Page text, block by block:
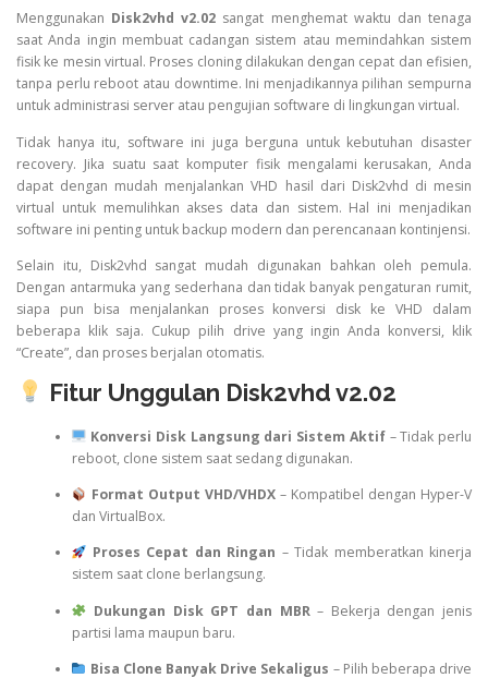
Menggunakan Disk2vhd v2.02 sangat menghemat waktu dan tenaga
saat Anda ingin membuat cadangan sistem atau memindahkan sistem
fisik ke mesin virtual. Proses cloning dilakukan dengan cepat dan efisien,
tanpa perlu reboot atau downtime. Ini menjadikannya pilihan sempurna
untuk administrasi server atau pengujian software di lingkungan virtual.
Tidak hanya itu, software ini juga berguna untuk kebutuhan disaster
recovery. Jika suatu saat komputer fisik mengalami kerusakan, Anda
dapat dengan mudah menjalankan VHD hasil dari Disk2vhd di mesin
virtual untuk memulihkan akses data dan sistem. Hal ini menjadikan
software ini penting untuk backup modern dan perencanaan kontinjensi.
Selain itu, Disk2vhd sangat mudah digunakan bahkan oleh pemula.
Dengan antarmuka yang sederhana dan tidak banyak pengaturan rumit,
siapa pun bisa menjalankan proses konversi disk ke VHD dalam
beberapa klik saja. Cukup pilih drive yang ingin Anda konversi, klik
“Create”, dan proses berjalan otomatis.
Fitur Unggulan Disk2vhd v2.02
Konversi Disk Langsung dari Sistem Aktif– Tidak perlu
reboot, clone sistem saat sedang digunakan.
Format Output VHD/VHDX– Kompatibel dengan Hyper-V
dan VirtualBox.
Proses Cepat dan Ringan – Tidak memberatkan kinerja
sistem saat clone berlangsung.
Dukungan Disk GPT dan MBR– Bekerja dengan jenis
partisi lama maupun baru.
Bisa Clone Banyak Drive Sekaligus – Pilih beberapa drive